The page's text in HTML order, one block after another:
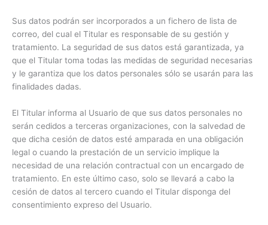
Sus datos podrán ser incorporados a un fichero de lista de
correo, del cual el Titular es responsable de su gestión y
tratamiento. La seguridad de sus datos está garantizada, ya
que el Titular toma todas las medidas de seguridad necesarias
y le garantiza que los datos personales sólo se usarán para las
finalidades dadas.
El Titular informa al Usuario de que sus datos personales no
serán cedidos a terceras organizaciones, con la salvedad de
que dicha cesión de datos esté amparada en una obligación
legal o cuando la prestación de un servicio implique la
necesidad de una relación contractual con un encargado de
tratamiento. En este último caso, solo se llevará a cabo la
cesión de datos al tercero cuando el Titular disponga del
consentimiento expreso del Usuario.